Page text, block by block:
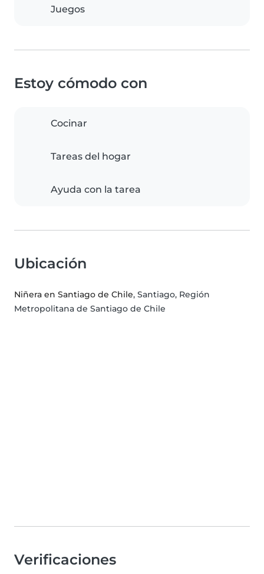
Juegos
Estoy cómodo con
Cocinar
Tareas del hogar
Ayuda con la tarea
Ubicación
Niñera en Santiago de Chile, Santiago, Región
Metropolitana de Santiago de Chile
Verificaciones